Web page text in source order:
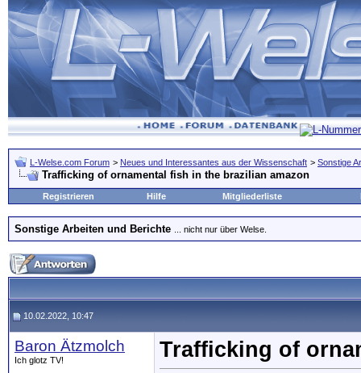
L-Welse.com Forum > Neues und Interessantes aus der Wissenschaft > Sonstige
Trafficking of ornamental fish in the brazilian amazon
Registrieren Hilfe Mitgliederliste
Sonstige Arbeiten und Berichte ... nicht nur über Welse.
10.02.2022, 10:47
Baron Ätzmolch
Ich glotz TV!
Trafficking of